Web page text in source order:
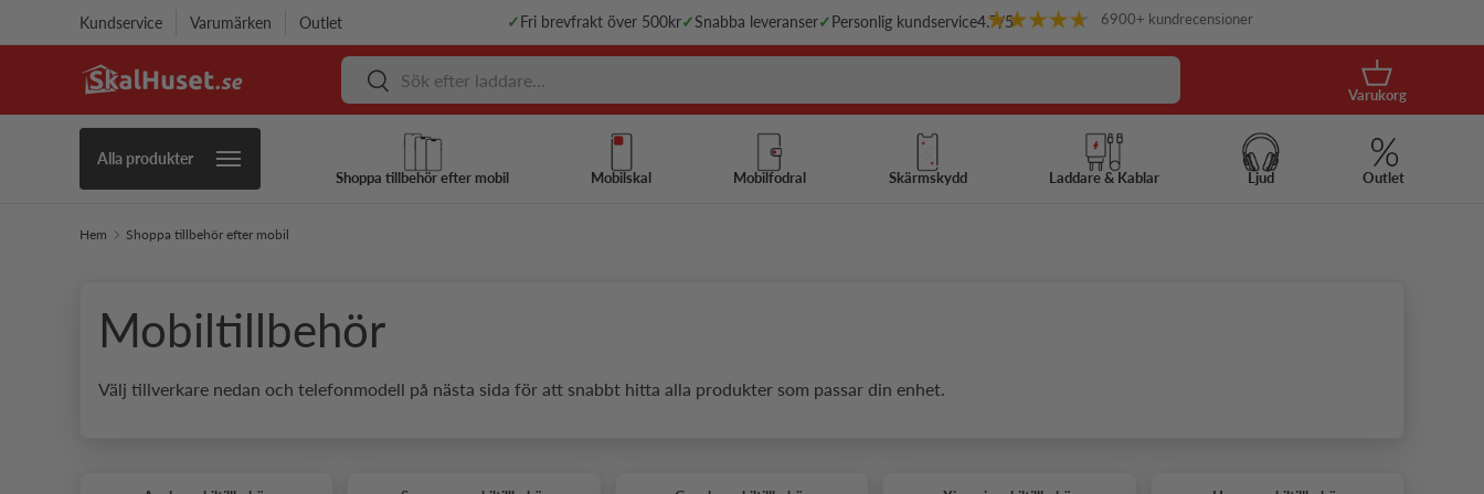
Kundservice Varumärken Outlet ✓ Fri brevfrakt över 500kr✓Snabba leveranser✓ Personlig kundservice4.7/5 6900+ kundrecensioner
Sök Sök
Korg
Varukorg
Alla produkter
Shoppa tillbehör efter mobil Mobilskal Mobilfodral Skärmskydd Laddare & Kablar Ljud Outlet
Hem Shoppa tillbehör efter mobil
Mobiltillbehör
Välj tillverkare nedan och telefonmodell på nästa sida för att snabbt hitta alla produkter som passar din enhet.